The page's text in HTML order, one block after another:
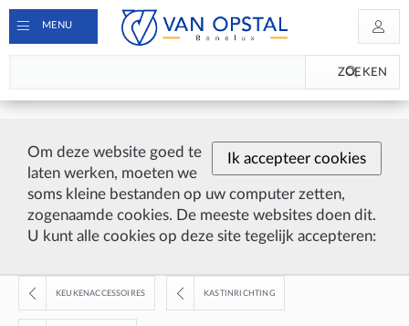
Ik accepteer cookies
Om deze website goed te
laten werken, moeten we
soms kleine bestanden op uw computer zetten,
zogenaamde cookies. De meeste websites doen dit.
U kunt alle cookies op deze site tegelijk accepteren:
MENU
ZOEKEN
KEUKENACCESSOIRES KASTINRICHTING